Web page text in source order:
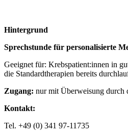
Hintergrund
Sprechstunde für personalisierte
Geeignet für: Krebspatient:innen in
die Standardtherapien bereits
Zugang: nur mit Überweisung durch
Kontakt:
Tel. +49 (0) 341 97-11735